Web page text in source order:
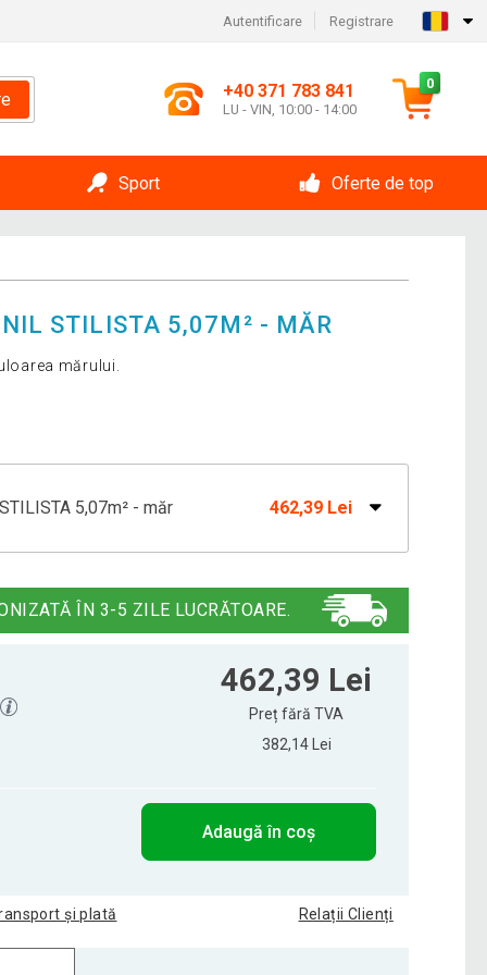
Autentificare Registrare
+40 371 783 841
LU - VIN, 10:00 - 14:00
0
Sport Oferte de top
STILISTA 5,07M² - MĂR
mărului.
5,07m² - măr 462,39 Lei
5,07 m2 - stejar alb 462,39 Lei
462,39 Lei
5,07 m2 - stejar negru
5,07 m2 - nuc roșu-maro 462,39 Lei
ÎN 3-5 ZILE LUCRĂTOARE.
462,39 Lei
Preț fără TVA
382,14 Lei
Adaugă în coș
și plată Relații Clienți